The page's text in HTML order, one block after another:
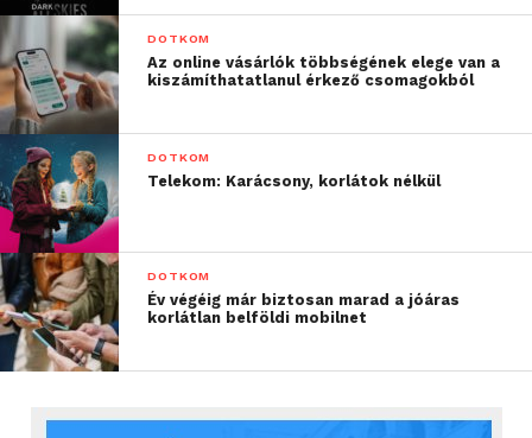
DOTKOM
Az online vásárlók többségének elege van a
kiszámíthatatlanul érkező csomagokból
DOTKOM
Telekom: Karácsony, korlátok nélkül
DOTKOM
Év végéig már biztosan marad a jóáras
korlátlan belföldi mobilnet